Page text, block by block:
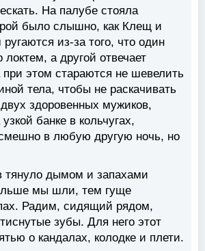
На палубе стояла
было слышно, как Клещ и
из-за того, что один
локтем, а другой отвечает
этом стараются не шевелить
тела, чтобы не раскачивать
здоровенных мужиков,
банке в кольчугах,
в любую другую ночь, но
тянуло дымом и запахами
мы шли, тем гуще
Радим, сидящий рядом,
зубы. Для него этот
о кандалах, колодке и плети.